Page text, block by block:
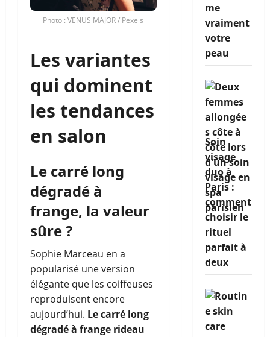
Photo : VENUS MAJOR / Pexels
Les variantes
qui dominent
les tendances
en salon
Le carré long
dégradé à
frange, la valeur
sûre ?
Sophie Marceau en a
popularisé une version
élégante que les coiffeuses
reproduisent encore
aujourd’hui. Le carré long
dégradé à frange rideau
me
vraiment
votre
peau
Soin
visage
duo à
Paris :
comment
choisir le
rituel
parfait à
deux